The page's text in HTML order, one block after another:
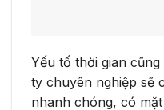
Yếu tố thời gian
ty chuyên nghiệp sẽ
nhanh chóng, có